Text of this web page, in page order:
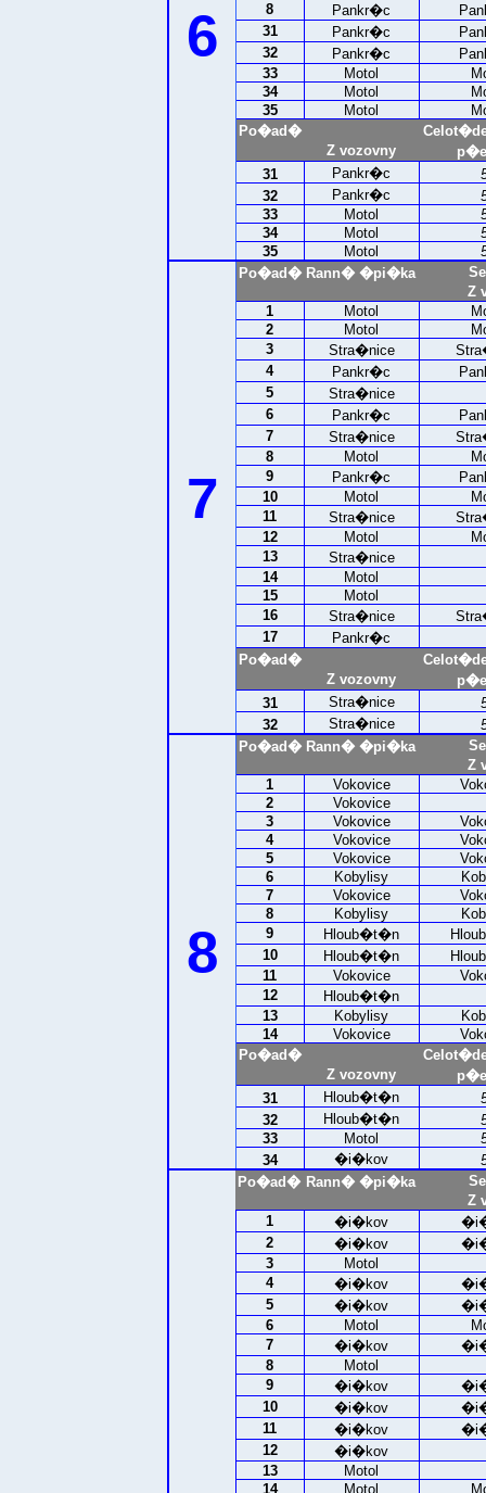
6
8
Pankr�c
31
Pankr�c
32
Pankr�c
33
Motol
34
Motol
35
Motol
Po�ad�
Z vozovny
31
Pankr�c
32
Pankr�c
33
Motol
34
Motol
35
Motol
7
Po�ad� Rann� �pi�ka
Z
1
Motol
2
Motol
3
Stra�nice
4
Pankr�c
5
Stra�nice
6
Pankr�c
7
Stra�nice
8
Motol
9
Pankr�c
10
Motol
11
Stra�nice
12
Motol
13
Stra�nice
14
Motol
15
Motol
16
Stra�nice
17
Pankr�c
Po�ad�
Z vozovny
31
Stra�nice
32
Stra�nice
8
Po�ad� Rann� �pi�ka
Z
1
Vokovice
2
Vokovice
3
Vokovice
4
Vokovice
5
Vokovice
6
Kobylisy
7
Vokovice
8
Kobylisy
9
Hloub�t�n
10
Hloub�t�n
11
Vokovice
12
Hloub�t�n
13
Kobylisy
14
Vokovice
Po�ad�
Z vozovny
31
Hloub�t�n
32
Hloub�t�n
33
Motol
34
�i�kov
Po�ad� Rann� �pi�ka
Z
1
�i�kov
2
�i�kov
3
Motol
4
�i�kov
5
�i�kov
6
Motol
7
�i�kov
8
Motol
9
�i�kov
10
�i�kov
11
�i�kov
12
�i�kov
13
Motol
14
Motol